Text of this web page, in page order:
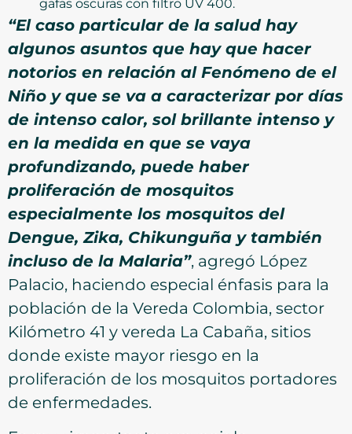
gafas oscuras con filtro UV 400.
“El caso particular de la salud hay
algunos asuntos que hay que hacer
notorios en relación al Fenómeno de el
Niño y que se va a caracterizar por días
de intenso calor, sol brillante intenso y
en la medida en que se vaya
profundizando, puede haber
proliferación de mosquitos
especialmente los mosquitos del
Dengue, Zika, Chikunguña y también
incluso de la Malaria”, agregó López
Palacio, haciendo especial énfasis para la
población de la Vereda Colombia, sector
Kilómetro 41 y vereda La Cabaña, sitios
donde existe mayor riesgo en la
proliferación de los mosquitos portadores
de enfermedades.